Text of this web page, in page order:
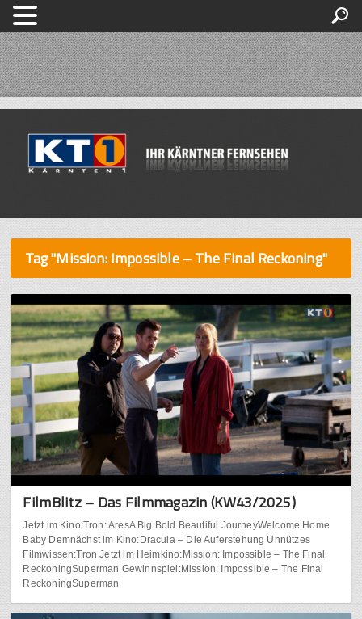
Tag "Mission: Impossible – The Final Reckoning"
FilmBlitz – Das Filmmagazin (KW43/2025)
Jetzt im Kino:Tron: AresA Big Bold Beautiful JourneyWelcome Home
Baby Demnächst im Kino:Dracula – Die Auferstehung Unnützes
Filmwissen:Tron Jetzt im Heimkino:Mission: Impossible – The Final
ReckoningSuperman Gewinnspiel:Mission: Impossible – The Final
ReckoningSuperman